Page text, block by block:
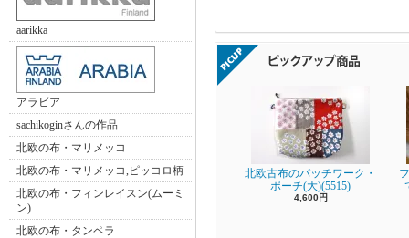
aarikka
アラビア
sachikoginさんの作品
北欧の布・マリメッコ
北欧の布・マリメッコ,ピッコロ柄
北欧の布・フィンレイスン(ムーミ
ン)
北欧の布・タンペラ
北欧古布のパッチワーク・
ポーチ(大)(5515)
4,600円